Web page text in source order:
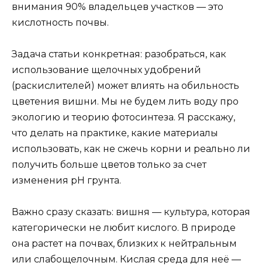
внимания 90% владельцев участков — это
кислотность почвы.
Задача статьи конкретная: разобраться, как
использование щелочных удобрений
(раскислителей) может влиять на обильность
цветения вишни. Мы не будем лить воду про
экологию и теорию фотосинтеза. Я расскажу,
что делать на практике, какие материалы
использовать, как не сжечь корни и реально ли
получить больше цветов только за счет
изменения pH грунта.
Важно сразу сказать: вишня — культура, которая
категорически не любит кислого. В природе
она растет на почвах, близких к нейтральным
или слабощелочным. Кислая среда для неё —